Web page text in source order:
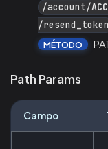
/account/
/resend_token
MÉTODO
Path Params
Campo